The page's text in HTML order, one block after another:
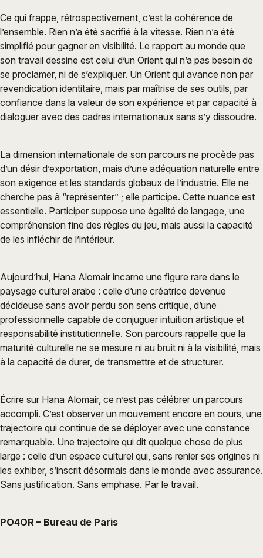
Ce qui frappe, rétrospectivement, c’est la cohérence de
l’ensemble. Rien n’a été sacrifié à la vitesse. Rien n’a été
simplifié pour gagner en visibilité. Le rapport au monde que
son travail dessine est celui d’un Orient qui n’a pas besoin de
se proclamer, ni de s’expliquer. Un Orient qui avance non par
revendication identitaire, mais par maîtrise de ses outils, par
confiance dans la valeur de son expérience et par capacité à
dialoguer avec des cadres internationaux sans s’y dissoudre.
La dimension internationale de son parcours ne procède pas
d’un désir d’exportation, mais d’une adéquation naturelle entre
son exigence et les standards globaux de l’industrie. Elle ne
cherche pas à “représenter” ; elle participe. Cette nuance est
essentielle. Participer suppose une égalité de langage, une
compréhension fine des règles du jeu, mais aussi la capacité
de les infléchir de l’intérieur.
Aujourd’hui, Hana Alomair incarne une figure rare dans le
paysage culturel arabe : celle d’une créatrice devenue
décideuse sans avoir perdu son sens critique, d’une
professionnelle capable de conjuguer intuition artistique et
responsabilité institutionnelle. Son parcours rappelle que la
maturité culturelle ne se mesure ni au bruit ni à la visibilité, mais
à la capacité de durer, de transmettre et de structurer.
Écrire sur Hana Alomair, ce n’est pas célébrer un parcours
accompli. C’est observer un mouvement encore en cours, une
trajectoire qui continue de se déployer avec une constance
remarquable. Une trajectoire qui dit quelque chose de plus
large : celle d’un espace culturel qui, sans renier ses origines ni
les exhiber, s’inscrit désormais dans le monde avec assurance.
Sans justification. Sans emphase. Par le travail.
PO4OR – Bureau de Paris